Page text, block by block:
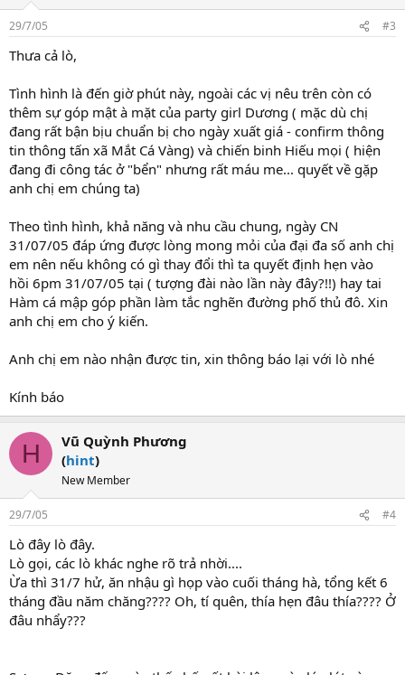
29/7/05 #3
Thưa cả lò,
Tình hình là đến giờ phút này, ngoài các vị nêu trên còn có
thêm sự góp mật à mặt của party girl Dương ( mặc dù chị
đang rất bận bịu chuẩn bị cho ngày xuất giá - confirm thông
tin thông tấn xã Mắt Cá Vàng) và chiến binh Hiếu mọi ( hiện
đang đi công tác ở "bển" nhưng rất máu me... quyết về gặp
anh chị em chúng ta)
Theo tình hình, khả năng và nhu cầu chung, ngày CN
31/07/05 đáp ứng được lòng mong mỏi của đại đa số anh chị
em nên nếu không có gì thay đổi thì ta quyết định hẹn vào
hồi 6pm 31/07/05 tại ( tượng đài nào lần này đây?!!) hay tai
Hàm cá mập góp phần làm tắc nghẽn đường phố thủ đô. Xin
anh chị em cho ý kiến.
Anh chị em nào nhận được tin, xin thông báo lại với lò nhé
Kính báo
H
Vũ Quỳnh Phương
(hint)
New Member
29/7/05 #4
Lò đây lò đây.
Lò gọi, các lò khác nghe rõ trả nhời....
Ừa thì 31/7 hử, ăn nhậu gì họp vào cuối tháng hà, tổng kết 6
tháng đầu năm chăng???? Oh, tí quên, thía hẹn đâu thía???? Ở
đâu nhẩy???